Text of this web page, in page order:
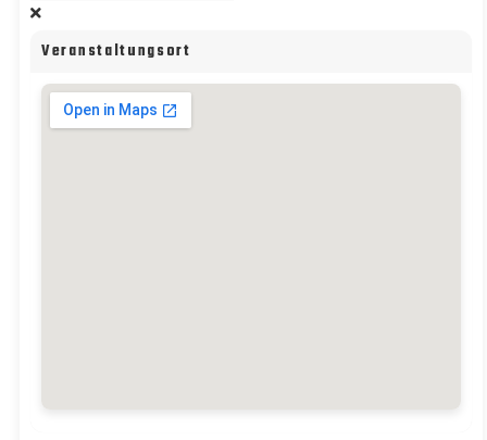
Veranstaltungsort